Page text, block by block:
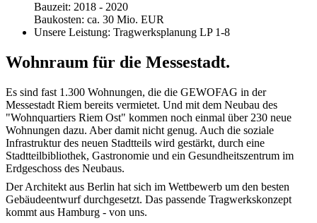
Bauzeit: 2018 - 2020
Baukosten: ca. 30 Mio. EUR
Unsere Leistung: Tragwerksplanung LP 1-8
Wohnraum für die Messestadt.
Es sind fast 1.300 Wohnungen, die die GEWOFAG in der
Messestadt Riem bereits vermietet. Und mit dem Neubau des
"Wohnquartiers Riem Ost" kommen noch einmal über 230 neue
Wohnungen dazu. Aber damit nicht genug. Auch die soziale
Infrastruktur des neuen Stadtteils wird gestärkt, durch eine
Stadtteilbibliothek, Gastronomie und ein Gesundheitszentrum im
Erdgeschoss des Neubaus.
Der Architekt aus Berlin hat sich im Wettbewerb um den besten
Gebäudeentwurf durchgesetzt. Das passende Tragwerkskonzept
kommt aus Hamburg - von uns.